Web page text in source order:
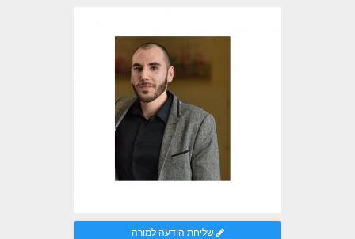
שליחת הודעה למורה